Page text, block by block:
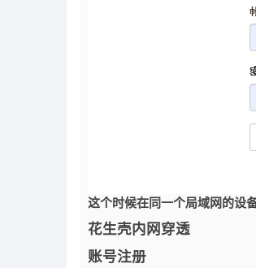
这个时候在同一个局域网的设
花生壳内网穿透
账号注册